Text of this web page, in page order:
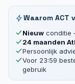
Waarom ACT
Nieuw conditie
24 maanden
Persoonlijk
Voor 23:59
gebruik